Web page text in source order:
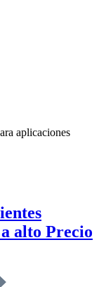
aplicaciones
alto Precio